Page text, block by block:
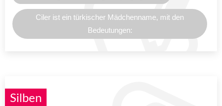
Ciler ist ein türkischer Mädchenname, mit den
Bedeutungen:
Silben